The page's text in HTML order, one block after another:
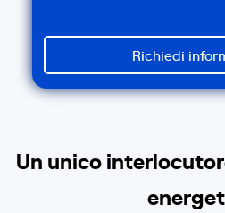
Richiedi
Un unico